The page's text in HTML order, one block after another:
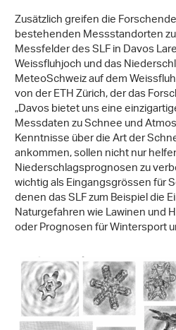
Zusätzlich greifen die
bestehenden Messstandorten
Messfelder des SLF in Davos
Weissfluhjoch und das
MeteoSchweiz auf dem
von der ETH Zürich, der das
„Davos bietet uns eine
Messdaten zu Schnee und
Kenntnisse über die Art der
ankommen, sollen nicht nur
Niederschlagsprognosen zu
wichtig als Eingangsgrössen für
denen das SLF zum Beispiel die
Naturgefahren wie Lawinen und
oder Prognosen für Wintersport